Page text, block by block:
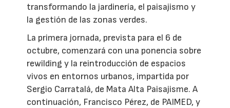
transformando la jardinería, el paisajismo y
la gestión de las zonas verdes.
La primera jornada, prevista para el 6 de
octubre, comenzará con una ponencia sobre
rewilding y la reintroducción de espacios
vivos en entornos urbanos, impartida por
Sergio Carratalá, de Mata Alta Paisajisme. A
continuación, Francisco Pérez, de PAIMED, y